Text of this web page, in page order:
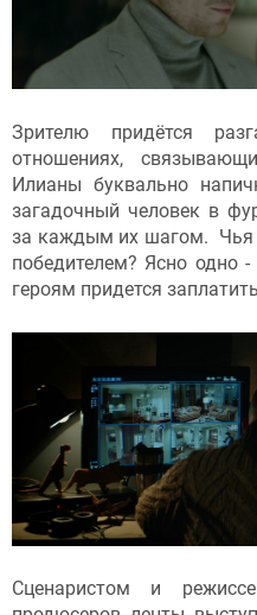
​Зрителю придётся
отношениях,
Илианы буквально
загадочный человек в
за каждым их шагом. Чья
победителем? Ясно одно
героям придется
Сценаристом и